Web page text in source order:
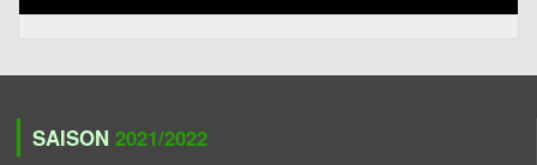
SAISON 2021/2022